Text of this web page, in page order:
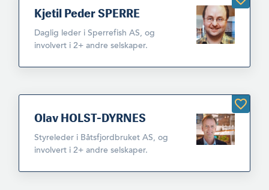
Kjetil Peder SPERRE
Daglig leder i Sperrefish AS, og
involvert i 2+ andre selskaper.
Olav HOLST-DYRNES
Styreleder i Båtsfjordbruket AS, og
involvert i 2+ andre selskaper.